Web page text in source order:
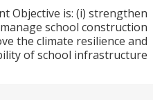
Objective is: (i)
to manage school
improve the climate
of school